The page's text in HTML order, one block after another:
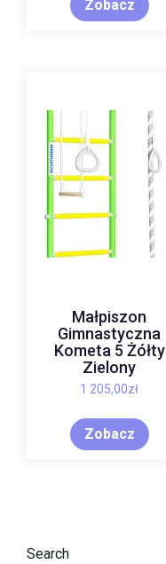
Zobacz
Małpiszon
Gimnastyczna
Kometa 5 Żółty
Zielony
1 205,00zł
Zobacz
Search